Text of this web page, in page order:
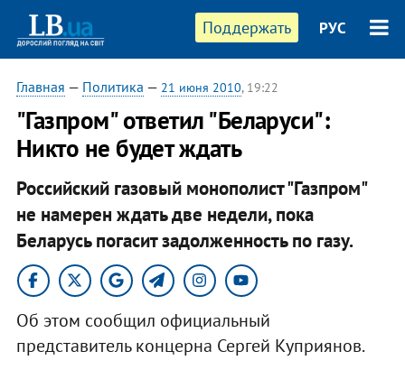
Поддержать РУС
Главная — Политика — 21 июня 2010, 19:22
"Газпром" ответил "Беларуси":
Никто не будет ждать
Российский газовый монополист "Газпром"
не намерен ждать две недели, пока
Беларусь погасит задолженность по газу.
Об этом сообщил официальный
представитель концерна Сергей Куприянов.